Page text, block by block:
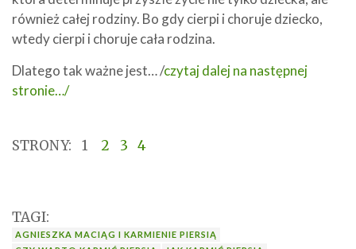
również całej rodziny. Bo gdy cierpi i choruje dziecko,
wtedy cierpi i choruje cała rodzina.
Dlatego tak ważne jest… /czytaj dalej na następnej
stronie…/
STRONY: 1 2 3 4
TAGI:
AGNIESZKA MACIĄG I KARMIENIE PIERSIĄ